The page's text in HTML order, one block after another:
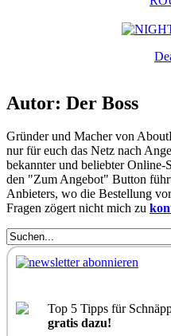
Autor: Der Boss
Gründer und Macher von
nur für euch das Netz nach
bekannter und beliebter
den "Zum Angebot" Button
Anbieters, wo die Bestellung
Fragen zögert nicht mich zu
Top 5 Tipps für
gratis dazu!